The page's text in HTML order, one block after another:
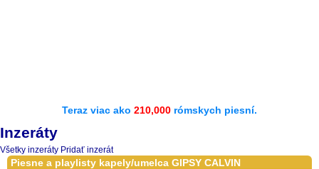
Teraz viac ako 210,000 rómskych piesní.
Inzeráty
Všetky inzeráty Pridať inzerát
Piesne a playlisty kapely/umelca GIPSY CALVIN